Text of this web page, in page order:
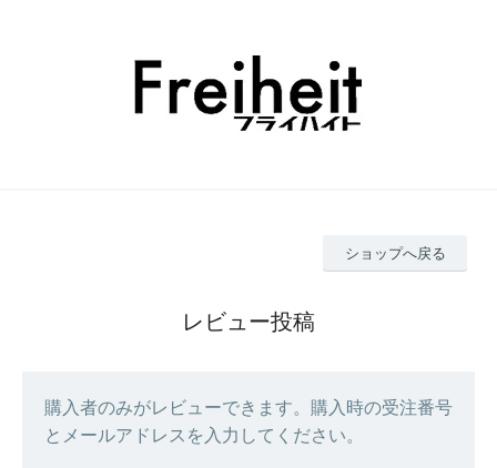
ショップへ戻る
レビュー投稿
購入者のみがレビューできます。購入時の受注番号
とメールアドレスを入力してください。